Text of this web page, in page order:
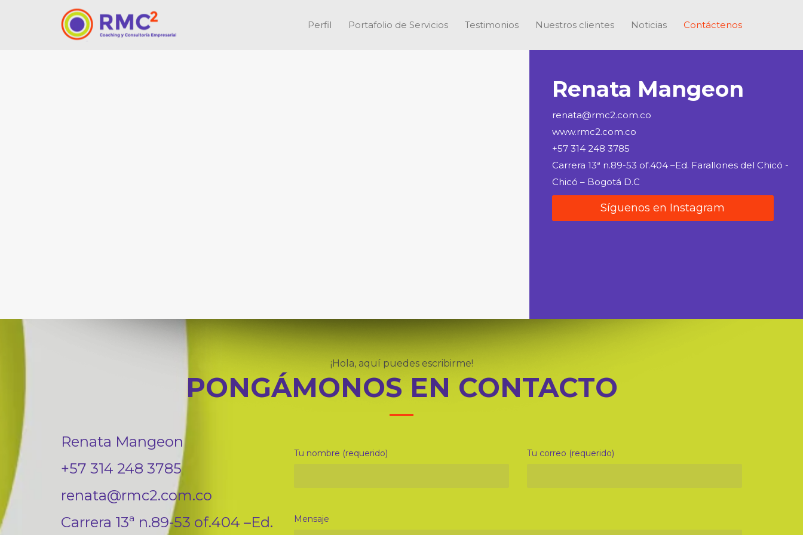
Perfil Portafolio de Servicios Testimonios Nuestros clientes Noticias Contáctenos
Renata Mangeon
renata@rmc2.com.co
www.rmc2.com.co
+57 314 248 3785
Carrera 13ª n.89-53 of.404 –Ed. Farallones del Chicó -
Chicó – Bogotá D.C
Síguenos en Instagram
¡Hola, aquí puedes escribirme!
PONGÁMONOS EN CONTACTO
Renata Mangeon
+57 314 248 3785
renata@rmc2.com.co
Carrera 13ª n.89-53 of.404 –Ed.
Tu nombre (requerido) Tu correo (requerido)
Mensaje